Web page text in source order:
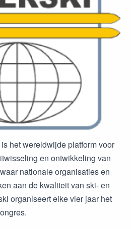
het wereldwijde platform voor
en ontwikkeling van
nationale organisaties en
aan de kwaliteit van ski- en
organiseert elke vier jaar het